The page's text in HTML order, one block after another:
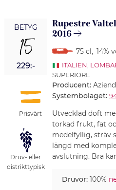
BETYG
15
229:-
Prisvärt
Druv- eller
distrikttypisk
Rupestre
2016
75 cl, 14%
ITALIEN,
SUPERIORE
Producent:
Systembolaget:
Utvecklad doft
torkad frukt, fat
medelfyllig, sträv
längd med
avslutning. Bra
Druvor:100%